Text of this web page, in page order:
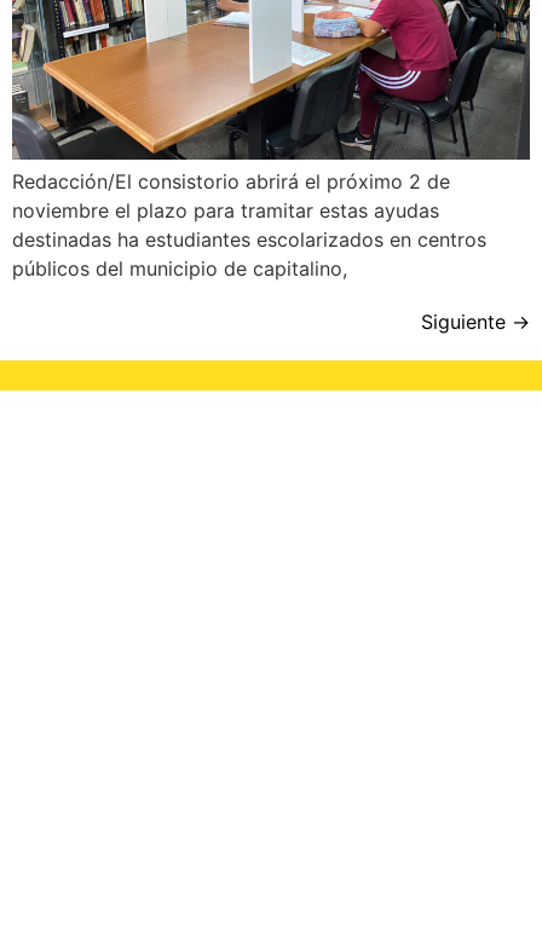
Redacción/El consistorio abrirá el próximo 2 de
noviembre el plazo para tramitar estas ayudas
destinadas ha estudiantes escolarizados en centros
públicos del municipio de capitalino,
Siguiente →